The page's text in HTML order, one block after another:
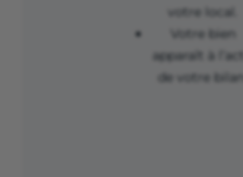
votre local.
Votre bien
apparaît à
de votre bilan.